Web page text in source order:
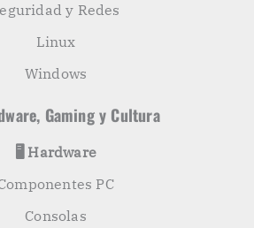
y Redes
Linux
Windows
Gaming y Cultura
🖥️ Hardware
PC
Consolas